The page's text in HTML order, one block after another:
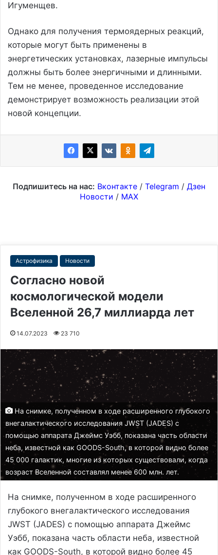
Игуменщев.
Однако для получения термоядерных реакций,
которые могут быть применены в
энергетических установках, лазерные импульсы
должны быть более энергичными и длинными.
Тем не менее, проведенное исследование
демонстрирует возможность реализации этой
новой концепции.
Подпишитесь на нас: Вконтакте / Telegram / Дзен
Новости / MAX